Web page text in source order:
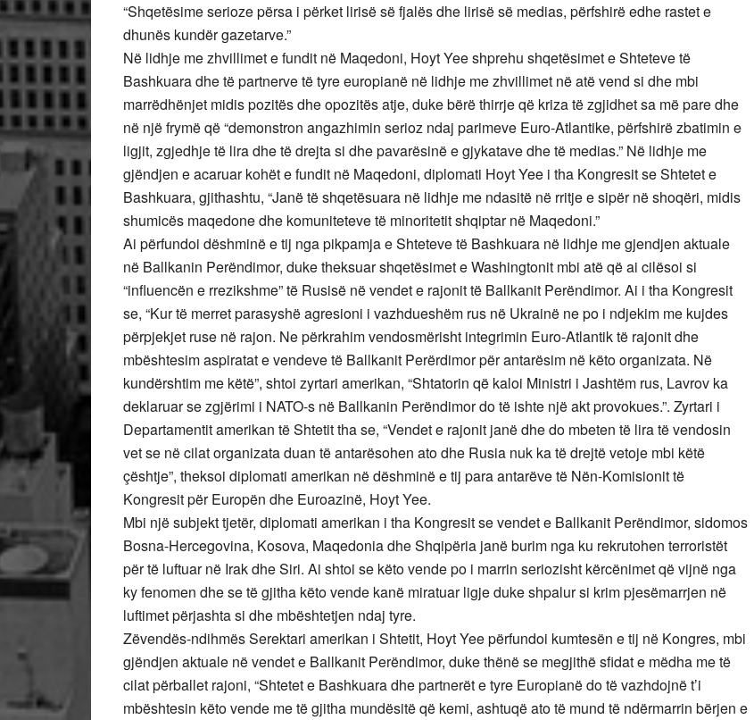
“Shqetësime serioze përsa i përket lirisë së fjalës dhe lirisë së medias, përfshirë edhe rastet e
dhunës kundër gazetarve.”
Në lidhje me zhvillimet e fundit në Maqedoni, Hoyt Yee shprehu shqetësimet e Shteteve të
Bashkuara dhe të partnerve të tyre europianë në lidhje me zhvillimet në atë vend si dhe mbi
marrëdhënjet midis pozitës dhe opozitës atje, duke bërë thirrje që kriza të zgjidhet sa më pare dhe
në një frymë që “demonstron angazhimin serioz ndaj parimeve Euro-Atlantike, përfshirë zbatimin e
ligjit, zgjedhje të lira dhe të drejta si dhe pavarësinë e gjykatave dhe të medias.” Në lidhje me
gjëndjen e acaruar kohët e fundit në Maqedoni, diplomati Hoyt Yee i tha Kongresit se Shtetet e
Bashkuara, gjithashtu, “Janë të shqetësuara në lidhje me ndasitë në rritje e sipër në shoqëri, midis
shumicës maqedone dhe komuniteteve të minoritetit shqiptar në Maqedoni.”
Ai përfundoi dëshminë e tij nga pikpamja e Shteteve të Bashkuara në lidhje me gjendjen aktuale
në Ballkanin Perëndimor, duke theksuar shqetësimet e Washingtonit mbi atë që ai cilësoi si
“influencën e rrezikshme” të Rusisë në vendet e rajonit të Ballkanit Perëndimor. Ai i tha Kongresit
se, “Kur të merret parasyshë agresioni i vazhdueshëm rus në Ukrainë ne po i ndjekim me kujdes
përpjekjet ruse në rajon. Ne përkrahim vendosmërisht integrimin Euro-Atlantik të rajonit dhe
mbështesim aspiratat e vendeve të Ballkanit Perërdimor për antarësim në këto organizata. Në
kundërshtim me këtë”, shtoi zyrtari amerikan, “Shtatorin që kaloi Ministri i Jashtëm rus, Lavrov ka
deklaruar se zgjërimi i NATO-s në Ballkanin Perëndimor do të ishte një akt provokues.”. Zyrtari i
Departamentit amerikan të Shtetit tha se, “Vendet e rajonit janë dhe do mbeten të lira të vendosin
vet se në cilat organizata duan të antarësohen ato dhe Rusia nuk ka të drejtë vetoje mbi këtë
çështje”, theksoi diplomati amerikan në dëshminë e tij para antarëve të Nën-Komisionit të
Kongresit për Europën dhe Euroazinë, Hoyt Yee.
Mbi një subjekt tjetër, diplomati amerikan i tha Kongresit se vendet e Ballkanit Perëndimor, sidomos
Bosna-Hercegovina, Kosova, Maqedonia dhe Shqipëria janë burim nga ku rekrutohen terroristët
për të luftuar në Irak dhe Siri. Ai shtoi se këto vende po i marrin seriozisht kërcënimet që vijnë nga
ky fenomen dhe se të gjitha këto vende kanë miratuar ligje duke shpalur si krim pjesëmarrjen në
luftimet përjashta si dhe mbështetjen ndaj tyre.
Zëvendës-ndihmës Serektari amerikan i Shtetit, Hoyt Yee përfundoi kumtesën e tij në Kongres, mbi
gjëndjen aktuale në vendet e Ballkanit Perëndimor, duke thënë se megjithë sfidat e mëdha me të
cilat përballet rajoni, “Shtetet e Bashkuara dhe partnerët e tyre Europianë do të vazhdojnë t’i
mbështesin këto vende me të gjitha mundësitë që kemi, ashtuqë ato të mund të ndërmarrin bërjen e